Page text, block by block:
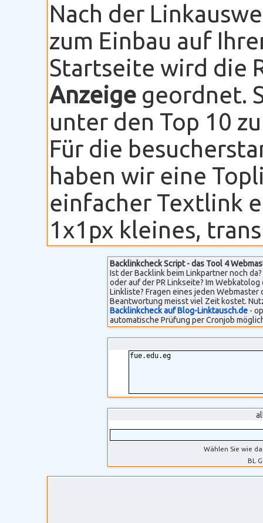
Nach der
zum Einbau auf
Startseite wird die
Anzeigegeordnet.
unter den Top 10
Für die
haben wir eine
einfacher Textlink
1x1px kleines,
Backlinkcheck Script - das Tool 4
Ist der Backlink beim Linkpartner noch
oder auf der PR Linkseite? Im Webkatolog
Linkliste? Fragen eines jeden Webmaster
Beantwortung meisst viel Zeit kostet.
Backlinkcheck auf Blog-Linktausch.de-
automatische Prüfung per Cronjob
Wählen Sie wie
BL